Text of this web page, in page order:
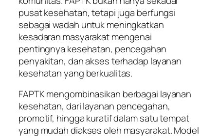
pusat kesehatan, tetapi juga berfungsi
sebagai wadah untuk meningkatkan
kesadaran masyarakat mengenai
pentingnya kesehatan, pencegahan
penyakitan, dan akses terhadap layanan
kesehatan yang berkualitas.
FAPTK mengombinasikan berbagai layanan
kesehatan, dari layanan pencegahan,
promotif, hingga kuratif dalam satu tempat
yang mudah diakses oleh masyarakat. Model